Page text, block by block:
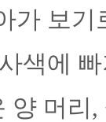
가 보기
색에
양 머리